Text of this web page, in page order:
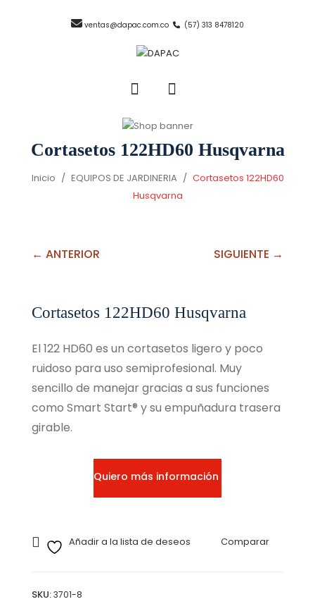
ventas@dapac.com.co (57) 313 8478120
Cortasetos 122HD60 Husqvarna
Inicio / EQUIPOS DE JARDINERIA / Cortasetos 122HD60
Husqvarna
← ANTERIOR SIGUIENTE →
Cortasetos 122HD60 Husqvarna
El 122 HD60 es un cortasetos ligero y poco
ruidoso para uso semiprofesional. Muy
sencillo de manejar gracias a sus funciones
como Smart Start® y su empuñadura trasera
girable.
Quiero más información
Añadir a la lista de deseos Comparar
SKU:3701-8